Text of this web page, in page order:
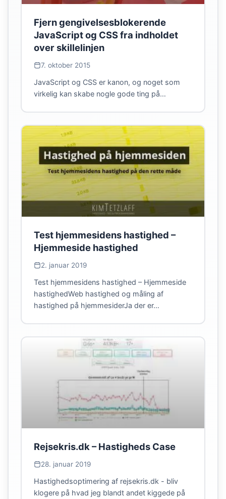
Fjern gengivelsesblokerende
JavaScript og CSS fra indholdet
over skillelinjen
7. oktober 2015
JavaScript og CSS er kanon, og noget som
virkelig kan skabe nogle gode ting på…
Test hjemmesidens hastighed –
Hjemmeside hastighed
2. januar 2019
Test hjemmesidens hastighed – Hjemmeside
hastighedWeb hastighed og måling af
hastighed på hjemmesiderJa der er…
Rejsekris.dk – Hastigheds Case
28. januar 2019
Hastighedsoptimering af rejsekris.dk - bliv
klogere på hvad jeg blandt andet kiggede på